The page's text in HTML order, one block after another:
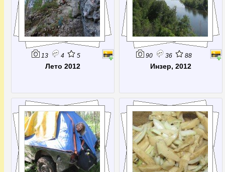
13 4 5
Лето 2012
90 36 88
Инзер, 2012